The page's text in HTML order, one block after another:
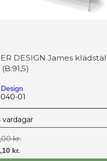
DESIGN James
01
vardagar
kr.
kr.